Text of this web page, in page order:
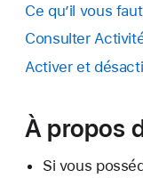
Ce qu’il vous faut
Consulter
Activer et
À propos
Si vous